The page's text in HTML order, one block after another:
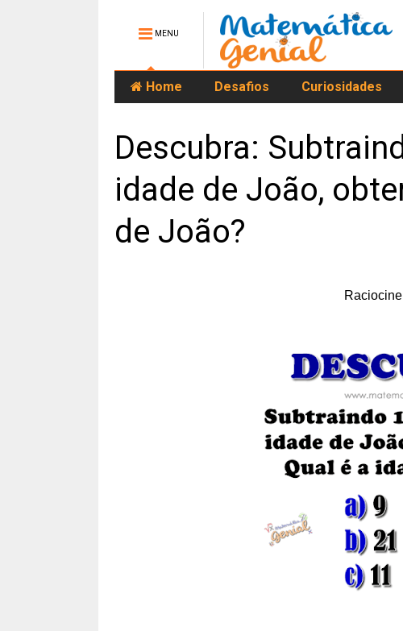
MENU
Home Desafios Curiosidades
Descubra:
idade de João,
de João?